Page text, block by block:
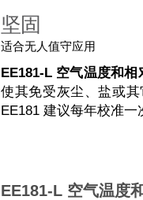
坚固
适合无人值守应用
EE181-L 空气温度和相
使其免受灰尘、盐或其
EE181 建议每年校准一
EE181-L 空气温度